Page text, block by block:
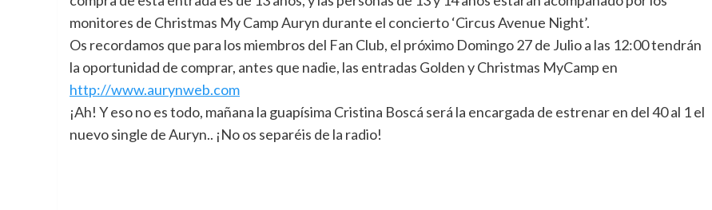
monitores de Christmas My Camp Auryn durante el concierto ‘Circus Avenue Night’.
Os recordamos que para los miembros del Fan Club, el próximo Domingo 27 de Julio a las 12:00 tendrán
la oportunidad de comprar, antes que nadie, las entradas Golden y Christmas MyCamp en
http://www.aurynweb.com
¡Ah! Y eso no es todo, mañana la guapísima Cristina Boscá será la encargada de estrenar en del 40 al 1 el
nuevo single de Auryn.. ¡No os separéis de la radio!